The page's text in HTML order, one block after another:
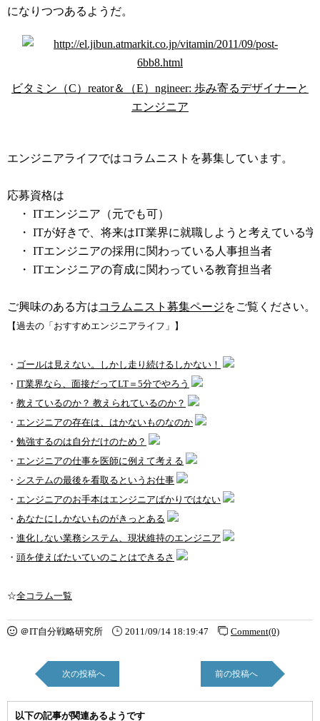
になりつつあるようだ。
ビタミン（C）reator＆（E）ngineer: 歩み寄るデザイナーと
エンジニア
エンジニアライフではコラムニストを募集しています。
応募資格は
・ ITエンジニア（元でも可）
・ ITが好きで、将来はIT業界に就職しようと考えている学
・ ITエンジニアの採用に関わっている人事担当者
・ ITエンジニアの育成に関わっている教育担当者
ご興味のある方はコラムニスト募集ページをご覧ください。
【過去の「おすすめエンジニアライフ」】
・ ゴールは見えない。しかし走り続けるしかない！
・ IT業界なら、面接だってLT＝5分でやろう
・ 教えているのか？ 教えられているのか？
・ エンジニアの存在は、はかないものなのか
・ 勉強するのは自分だけのため？
・ エンジニアの仕事を医師に例えて考える
・ システムの最後を看取るというお仕事
・ エンジニアのお手本はエンジニアばかりではない
・ あなたにしかないものがきっとある
・ 進化しない業務システム、現状維持のエンジニア
・ 頭を使えばたいていのことはできるさ
☆全コラム一覧
＠IT自分戦略研究所 2011/09/14 18:19:47 Comment(0)
次の投稿へ 前の投稿へ
以下の記事が関連あるようです